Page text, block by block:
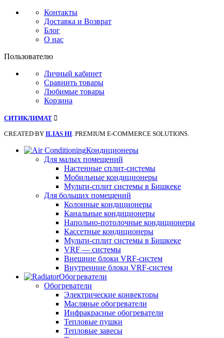
Контакты
Доставка и Возврат
Блог
О нас
Пользователю
Личный кабинет
Сравнить товары
Любимые товары
Корзина
СИТИКЛИМАТ
CREATED BY ILIAS HI. PREMIUM E-COMMERCE SOLUTIONS.
Кондиционеры
Для малых помещений
Настенные сплит-системы
Мобильные кондиционеры
Мульти-сплит системы в Бишкеке
Для больших помещений
Колонные кондиционеры
Канальные кондиционеры
Напольно-потолочные кондиционеры
Кассетные кондиционеры
Мульти-сплит системы в Бишкеке
VRF — системы
Внешние блоки VRF-систем
Внутренние блоки VRF-систем
Обогреватели
Обогреватели
Электрические конвекторы
Масляные обогреватели
Инфракрасные обогреватели
Тепловые пушки
Тепловые завесы